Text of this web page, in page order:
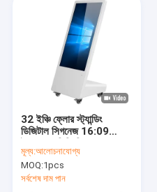
32 ইঞ্চি ফ্লোর স্ট্যান্ডিং
ডিজিটাল সিগনেজ 16:09
অ্যাডভারটাইজিং প্লেয়ার
মূল্য:আলোচনাযোগ্য
MOQ:1pcs
সর্বশেষ দাম পান